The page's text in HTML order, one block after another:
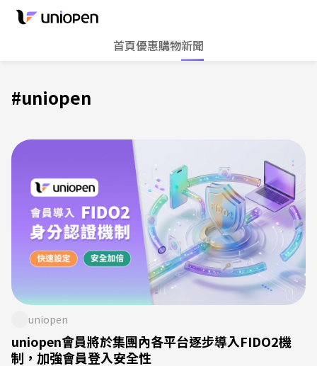
首頁優惠購物新聞
#uniopen
uniopen
uniopen會員將於集團內各平台逐步導入FIDO2機
制，加強會員登入安全性